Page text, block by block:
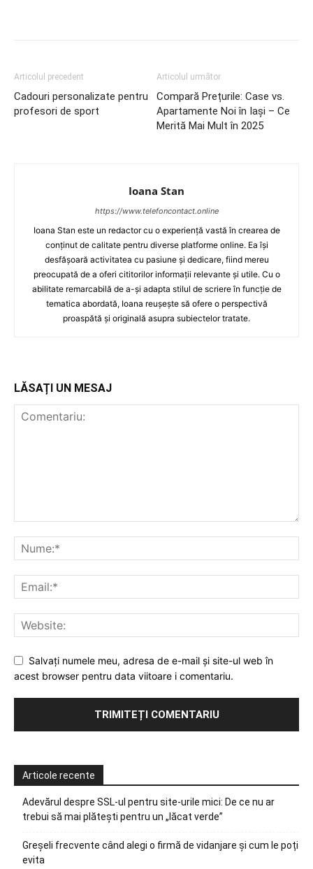
Articolul precedent
Cadouri personalizate pentru
profesori de sport
Articolul următor
Compară Prețurile: Case vs.
Apartamente Noi în Iași – Ce
Merită Mai Mult în 2025
Ioana Stan
https://www.telefoncontact.online
Ioana Stan este un redactor cu o experiență vastă în crearea de
conținut de calitate pentru diverse platforme online. Ea își
desfășoară activitatea cu pasiune și dedicare, fiind mereu
preocupată de a oferi cititorilor informații relevante și utile. Cu o
abilitate remarcabilă de a-și adapta stilul de scriere în funcție de
tematica abordată, Ioana reușește să ofere o perspectivă
proaspătă și originală asupra subiectelor tratate.
LĂSAȚI UN MESAJ
Salvați numele meu, adresa de e-mail și site-ul web în
acest browser pentru data viitoare i comentariu.
Articole recente
Adevărul despre SSL-ul pentru site-urile mici: De ce nu ar
trebui să mai plătești pentru un „lăcat verde”
Greșeli frecvente când alegi o firmă de vidanjare și cum le poți
evita